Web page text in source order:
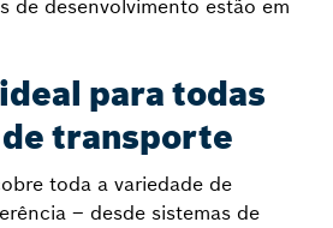
de desenvolvimento estão em
para todas
transporte
toda a variedade de
– desde sistemas de